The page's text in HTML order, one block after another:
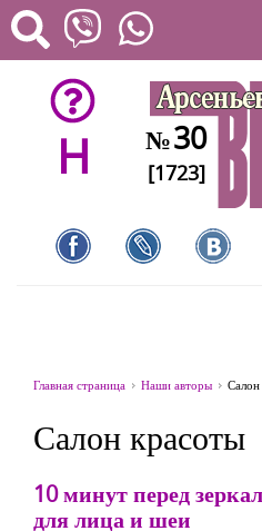
H №30
[1723]
Главная страница Наши авторы
Салон красоты
10 минут перед
для лица и шеи